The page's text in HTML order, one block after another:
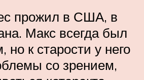
прожил в США, в
Макс всегда был
но к старости у него
со зрением,